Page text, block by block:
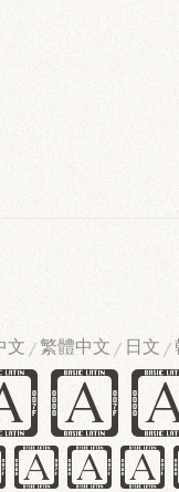
文 /繁體中文 / 日文 /